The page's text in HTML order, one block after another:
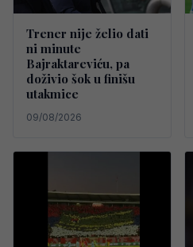
Trener nije želio dati
ni minute
Bajraktareviću, pa
doživio šok u finišu
utakmice
09/08/2026